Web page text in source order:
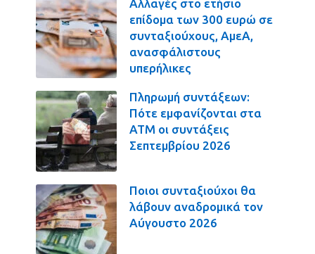
Αλλαγές στο ετήσιο
επίδομα των 300 ευρώ σε
συνταξιούχους, ΑμεΑ,
ανασφάλιστους
υπερήλικες
Πληρωμή συντάξεων:
Πότε εμφανίζονται στα
ΑΤΜ οι συντάξεις
Σεπτεμβρίου 2026
Ποιοι συνταξιούχοι θα
λάβουν αναδρομικά τον
Αύγουστο 2026